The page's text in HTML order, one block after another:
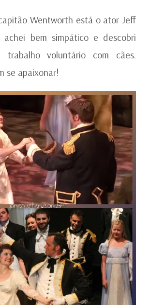
Wentworth está o ator Jeff
achei bem simpático e descobri
voluntário com cães.
se apaixonar!